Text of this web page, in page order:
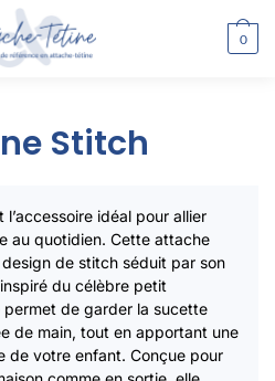
0
Stitch
l’accessoire idéal pour allier
au quotidien. Cette attache
de stitch séduit par son
du célèbre petit
permet de garder la sucette
de main, tout en apportant une
de votre enfant. Conçue pour